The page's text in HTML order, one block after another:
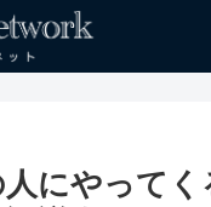
にやって